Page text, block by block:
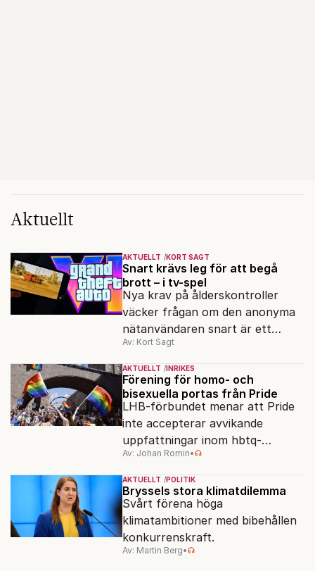
Aktuellt
AKTUELLT KORT SAGT
Snart krävs leg för att begå
brott – i tv-spel
Nya krav på ålderskontroller
väcker frågan om den anonyma
nätanvändaren snart är ett
minne blott.
Av: Kort Sagt
AKTUELLT INRIKES
Förening för homo- och
bisexuella portas från Pride
LHB-förbundet menar att Pride
inte accepterar avvikande
uppfattningar inom hbtq-
rörelsen. "Vi har inga problem
med transpersoner", säger
ordföranden Linn Saarinen.
Av: Johan Romin•
AKTUELLT POLITIK
Bryssels stora klimatdilemma
Svårt förena höga
klimatambitioner med bibehållen
konkurrenskraft.
Av: Martin Berg•